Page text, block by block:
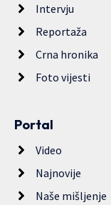
Intervju
Reportaža
Crna hronika
Foto vijesti
Portal
Video
Najnovije
Naše mišljenje